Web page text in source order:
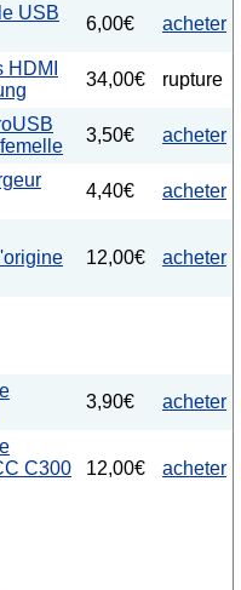
USB
6,00€ acheter
34,00€ rupture
3,50€ acheter
4,40€ acheter
12,00€ acheter
3,90€ acheter
C300
12,00€ acheter